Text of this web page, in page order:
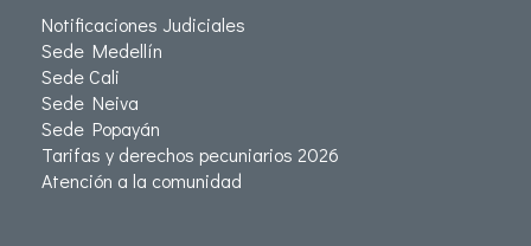
Notificaciones Judiciales
Sede Medellín
Sede Cali
Sede Neiva
Sede Popayán
Tarifas y derechos pecuniarios 2026
Atención a la comunidad